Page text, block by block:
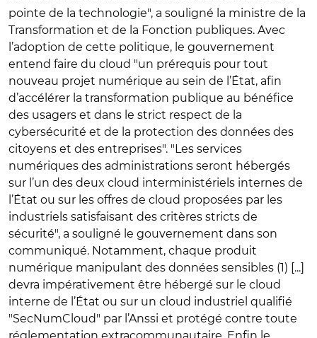
pointe de la technologie", a souligné la ministre de la
Transformation et de la Fonction publiques. Avec
l’adoption de cette politique, le gouvernement
entend faire du cloud "un prérequis pour tout
nouveau projet numérique au sein de l’État, afin
d’accélérer la transformation publique au bénéfice
des usagers et dans le strict respect de la
cybersécurité et de la protection des données des
citoyens et des entreprises". "Les services
numériques des administrations seront hébergés
sur l’un des deux cloud interministériels internes de
l’État ou sur les offres de cloud proposées par les
industriels satisfaisant des critères stricts de
sécurité", a souligné le gouvernement dans son
communiqué. Notamment, chaque produit
numérique manipulant des données sensibles (1) [...]
devra impérativement être hébergé sur le cloud
interne de l’État ou sur un cloud industriel qualifié
"SecNumCloud" par l’Anssi et protégé contre toute